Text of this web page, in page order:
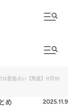
星座占い【魚座】11月10
め 2025.11.9